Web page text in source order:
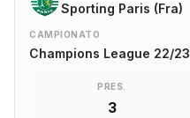
Sporting Paris (Fra)
CAMPIONATO
Champions League 22/23
PRES.
3